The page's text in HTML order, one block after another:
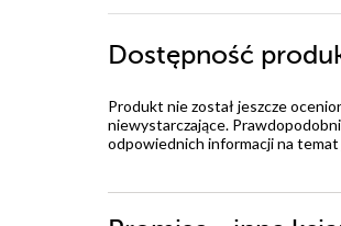
Dostępność
Produkt nie został jeszcze
niewystarczające.
odpowiednich informacji na